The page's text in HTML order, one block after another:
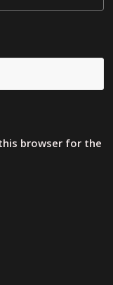
browser for the